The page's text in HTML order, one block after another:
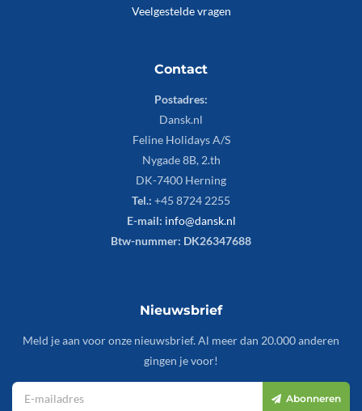
Veelgestelde vragen
Contact
Postadres:
Dansk.nl
Feline Holidays A/S
Nygade 8B, 2.th
DK-7400 Herning
Tel.: +45 8724 2255
E-mail: info@dansk.nl
Btw-nummer: DK26347688
Nieuwsbrief
Meld je aan voor onze nieuwsbrief. Al meer dan 20.000 anderen
gingen je voor!
Abonneren